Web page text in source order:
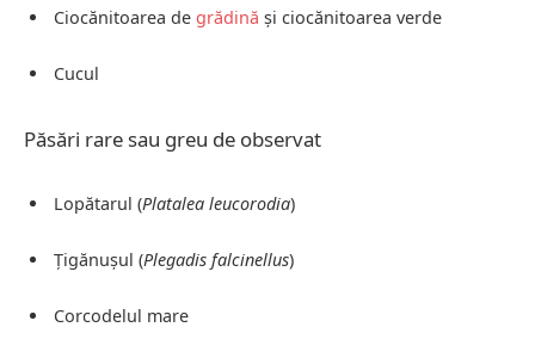
Ciocănitoarea de grădină și ciocănitoarea verde
Cucul
Păsări rare sau greu de observat
Lopătarul (Platalea leucorodia)
Țigănușul (Plegadis falcinellus)
Corcodelul mare